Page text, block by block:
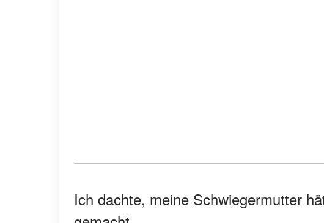
Ich dachte, meine Schwiegermutter